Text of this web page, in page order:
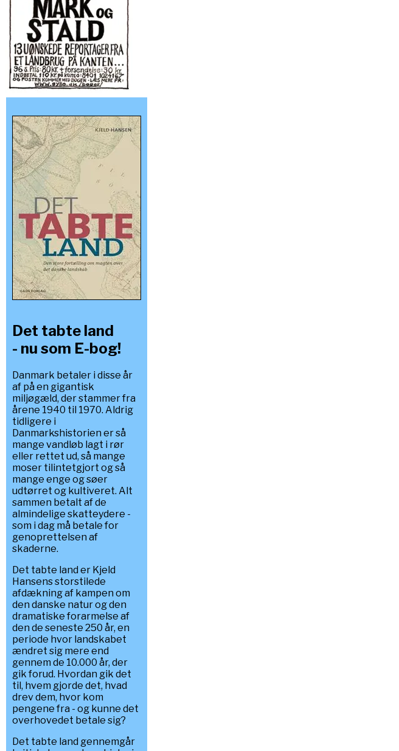
Det tabte land
- nu som E-bog!
Danmark betaler i disse år
af på en gigantisk
miljøgæld, der stammer fra
årene 1940 til 1970. Aldrig
tidligere i
Danmarkshistorien er så
mange vandløb lagt i rør
eller rettet ud, så mange
moser tilintetgjort og så
mange enge og søer
udtørret og kultiveret. Alt
sammen betalt af de
almindelige skatteydere -
som i dag må betale for
genoprettelsen af
skaderne.
Det tabte land er Kjeld
Hansens storstilede
afdækning af kampen om
den danske natur og den
dramatiske forarmelse af
den de seneste 250 år, en
periode hvor landskabet
ændret sig mere end
gennem de 10.000 år, der
gik forud. Hvordan gik det
til, hvem gjorde det, hvad
drev dem, hvor kom
pengene fra - og kunne det
overhovedet betale sig?
Det tabte land gennemgår